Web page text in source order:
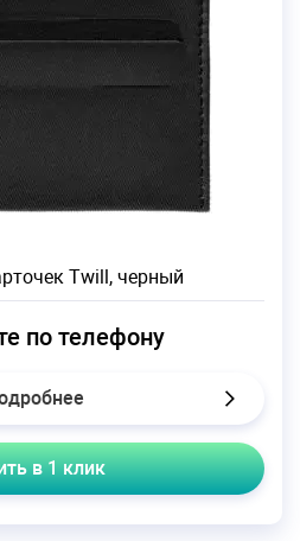
Twill, черный
по телефону
в 1 клик